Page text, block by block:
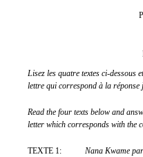
Lisez les quatre textes ci-dessous
lettre qui correspond à la réponse
Read the four texts below and
letter which corresponds with the
TEXTE 1:
Nana Kwame